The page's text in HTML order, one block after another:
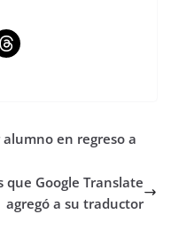
en regreso a
que Google Translate
agregó a su traductor